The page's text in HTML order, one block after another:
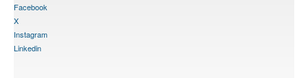
Facebook
X
Instagram
Linkedin